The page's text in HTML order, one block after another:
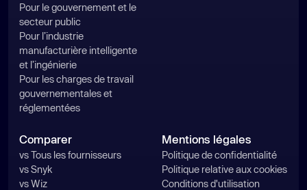
Pour le gouvernement et le
secteur public
Pour l’industrie
manufacturière intelligente
et l’ingénierie
Pour les charges de travail
gouvernementales et
réglementées
Comparer
vs Tous les fournisseurs
vs Snyk
vs Wiz
Mentions légales
Politique de confidentialité
Politique relative aux cookies
Conditions d'utilisation